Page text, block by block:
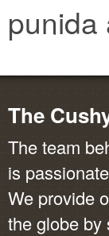
punida
The
The team
is
We provide
the globe by